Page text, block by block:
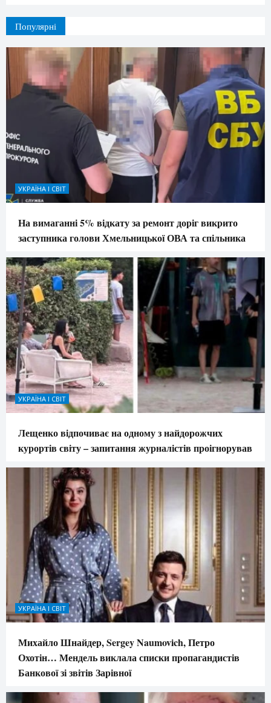
Популярні
УКРАЇНА І СВІТ
На вимаганні 5% відкату за ремонт доріг викрито
заступника голови Хмельницької ОВА та спільника
УКРАЇНА І СВІТ
Лещенко відпочиває на одному з найдорожчих
курортів світу – запитання журналістів проігнорував
УКРАЇНА І СВІТ
Михайло Шнайдер, Sergey Naumovich, Петро
Охотін… Мендель виклала списки пропагандистів
Банкової зі звітів Зарівної